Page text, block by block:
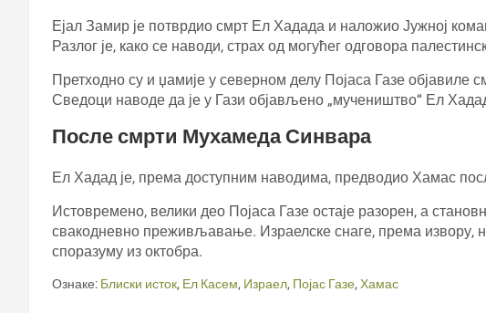
Ејал Замир је потврдио смрт Ел Хадада и наложио Јужној
Разлог је, како се наводи, страх од могућег одговора
Претходно су и џамије у северном делу Појаса Газе објавиле
Сведоци наводе да је у Гази објављено „мучеништво“ Ел
После смрти Мухамеда Синвара
Ел Хадад је, према доступним наводима, предводио Хамас
Истовремено, велики део Појаса Газе остаје разорен, а
свакодневно преживљавање. Израелске снаге, према извору,
споразуму из октобра.
Ознаке: Блиски исток, Ел Касем, Израел, Појас Газе, Хамас